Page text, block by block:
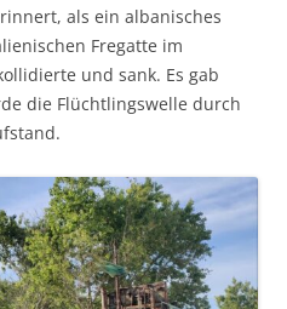
als ein albanisches
Fregatte im
und sank. Es gab
die Flüchtlingswelle durch